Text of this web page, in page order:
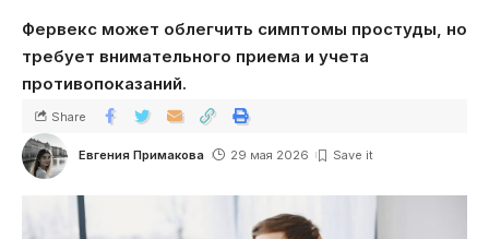
Фервекс может облегчить симптомы простуды, но
требует внимательного приема и учета
противопоказаний.
Евгения Примакова 29 мая 2026
Share